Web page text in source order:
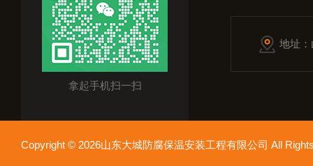
拿起手机扫一扫
地址
Copyright © 2026山东大城防腐保温安装工程有限公司 All